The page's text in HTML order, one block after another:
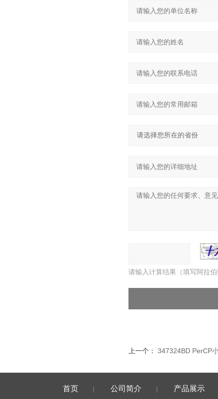
请输入计算结果（填写阿拉
上一个： 347324BD PerCP
首页 公司简介 产品展示